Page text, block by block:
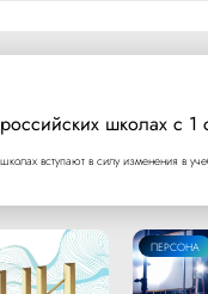
школах с 1
вступают в силу изменения в
ПЕРСОНА